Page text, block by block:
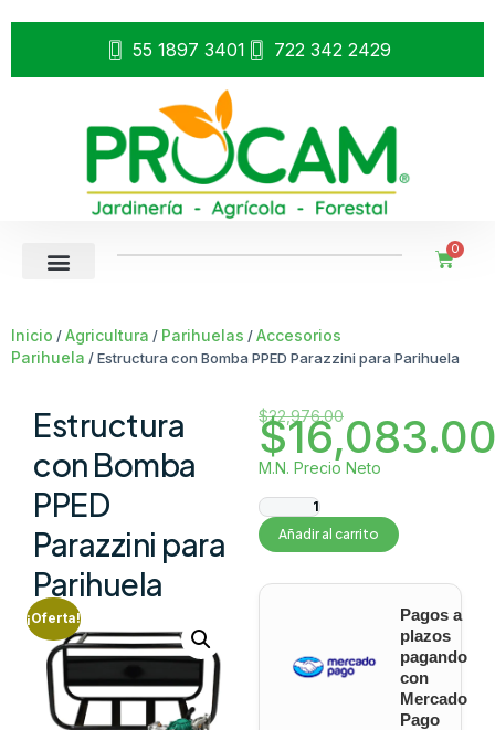
55 1897 3401 722 342 2429
0
Inicio /Agricultura / Parihuelas /Accesorios
Parihuela / Estructura con Bomba PPED Parazzini para Parihuela
Estructura
con Bomba
PPED
Parazzini para
Parihuela
¡Oferta!
$22,976.00
$
M.N. Precio Neto
Añadir al carrito
Pagos a
plazos
pagando
con
Mercado
Pago